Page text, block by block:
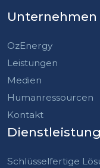
Unternehmen
OzEnergy
Leistungen
Medien
Humanressourcen
Kontakt
Schlüsselfertige